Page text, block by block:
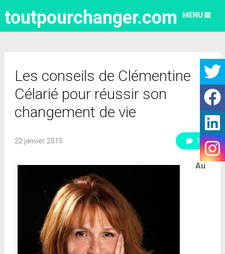
toutpourchanger.com MENU
Les conseils de Clémentine
Célarié pour réussir son
changement de vie
22 janvier 2015 1
Au